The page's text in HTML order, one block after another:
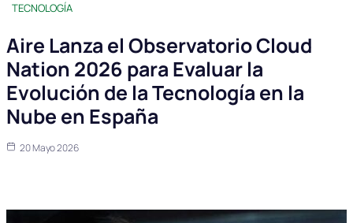
TECNOLOGÍA
Aire Lanza el Observatorio Cloud
Nation 2026 para Evaluar la
Evolución de la Tecnología en la
Nube en España
20 Mayo 2026